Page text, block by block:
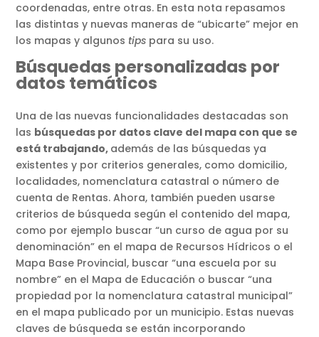
coordenadas, entre otras. En esta nota repasamos
las distintas y nuevas maneras de “ubicarte” mejor en
los mapas y algunos tips para su uso.
Búsquedas personalizadas por
datos temáticos
Una de las nuevas funcionalidades destacadas son
las búsquedas por datos clave del mapa con que se
está trabajando, además de las búsquedas ya
existentes y por criterios generales, como domicilio,
localidades, nomenclatura catastral o número de
cuenta de Rentas. Ahora, también pueden usarse
criterios de búsqueda según el contenido del mapa,
como por ejemplo buscar “un curso de agua por su
denominación” en el mapa de Recursos Hídricos o el
Mapa Base Provincial, buscar “una escuela por su
nombre” en el Mapa de Educación o buscar “una
propiedad por la nomenclatura catastral municipal”
en el mapa publicado por un municipio. Estas nuevas
claves de búsqueda se están incorporando